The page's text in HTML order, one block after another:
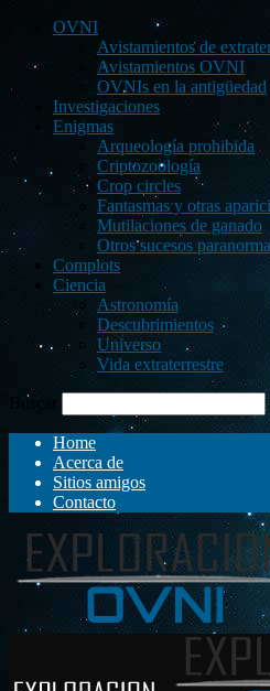
OVNI
Avistamientos de
Avistamientos OVNI
OVNIs en la antigüedad
Investigaciones
Enigmas
Arqueología prohibida
Criptozoología
Crop circles
Fantasmas y otras
Mutilaciones de ganado
Otros sucesos
Complots
Ciencia
Astronomía
Descubrimientos
Universo
Vida extraterrestre
Buscar
Home
Acerca de
Sitios amigos
Contacto